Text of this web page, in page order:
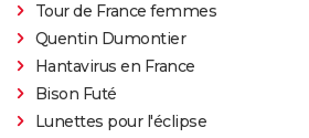
Tour de France femmes
Quentin Dumontier
Hantavirus en France
Bison Futé
Lunettes pour l'éclipse